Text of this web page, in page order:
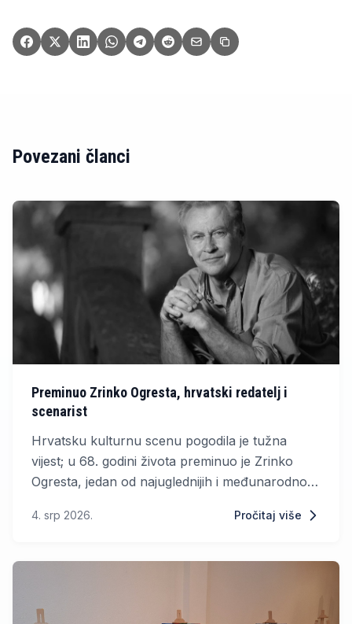
Povezani članci
Preminuo Zrinko Ogresta, hrvatski redatelj i
scenarist
Hrvatsku kulturnu scenu pogodila je tužna
vijest; u 68. godini života preminuo je Zrinko
Ogresta, jedan od najuglednijih i međunarodno
scenarist i dugogodišnji profesor režije na
4. srp 2026. Pročitaj više